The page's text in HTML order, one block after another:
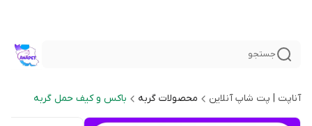
جستجو
آناپت | پت شاپ آنلاین محصولات گربه باکس و کیف حمل گربه